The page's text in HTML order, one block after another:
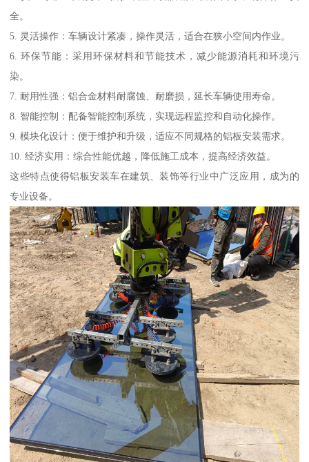
全。
5. 灵活操作：车辆设计紧凑，操作灵活，适合在狭小空间内作业。
6. 环保节能：采用环保材料和节能技术，减少能源消耗和环境污
染。
7. 耐用性强：铝合金材料耐腐蚀、耐磨损，延长车辆使用寿命。
8. 智能控制：配备智能控制系统，实现远程监控和自动化操作。
9. 模块化设计：便于维护和升级，适应不同规格的铝板安装需求。
10. 经济实用：综合性能优越，降低施工成本，提高经济效益。
这些特点使得铝板安装车在建筑、装饰等行业中广泛应用，成为的
专业设备。